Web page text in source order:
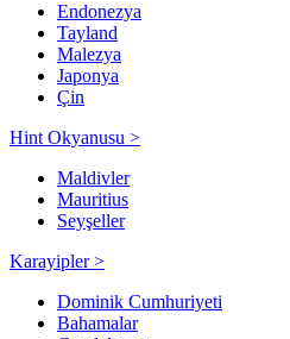
Endonezya
Tayland
Malezya
Japonya
Çin
Hint Okyanusu >
Maldivler
Mauritius
Seyşeller
Karayipler >
Dominik Cumhuriyeti
Bahamalar